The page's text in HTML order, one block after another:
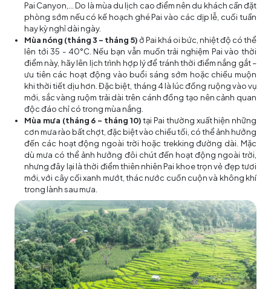
Pai Canyon,... Do là mùa du lịch cao điểm nên du khách cần đặt
phòng sớm nếu có kế hoạch ghé Pai vào các dịp lễ, cuối tuần
hay kỳ nghỉ dài ngày.
Mùa nóng (tháng 3 – tháng 5)ở Pai khá oi bức, nhiệt độ có thể
lên tới 35 - 40°C. Nếu bạn vẫn muốn trải nghiệm Pai vào thời
điểm này, hãy lên lịch trình hợp lý để tránh thời điểm nắng gắt –
ưu tiên các hoạt động vào buổi sáng sớm hoặc chiều muộn
khi thời tiết dịu hơn. Đặc biệt, tháng 4 là lúc đồng ruộng vào vụ
mới, sắc vàng ruộm trải dài trên cánh đồng tạo nên cảnh quan
độc đáo chỉ có trong mùa nắng.
Mùa mưa (tháng 6 – tháng 10)tại Pai thường xuất hiện những
cơn mưa rào bất chợt, đặc biệt vào chiều tối, có thể ảnh hưởng
đến các hoạt động ngoài trời hoặc trekking đường dài. Mặc
dù mưa có thể ảnh hưởng đôi chút đến hoạt động ngoài trời,
nhưng đây lại là thời điểm thiên nhiên Pai khoe trọn vẻ đẹp tươi
mới, với cây cối xanh mướt, thác nước cuồn cuộn và không khí
trong lành sau mưa.